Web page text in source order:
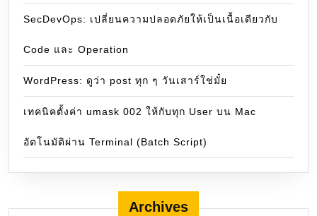
SecDevOps: เปลี่ยนความปลอดภัยให้เป็นเนื้อเดียวกับ
Code และ Operation
WordPress: ดูว่า post ทุก ๆ วันเสาร์ใช่มั๋ย
เทคนิคตั้งค่า umask 002 ให้กับทุก User บน Mac
อัตโนมัติผ่าน Terminal (Batch Script)
Archives